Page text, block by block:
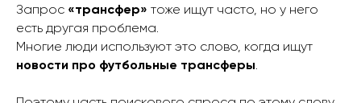
Запрос «трансфер» тоже ищут часто, но у него
есть другая проблема.
Многие люди используют это слово, когда ищут
новости про футбольные трансферы.